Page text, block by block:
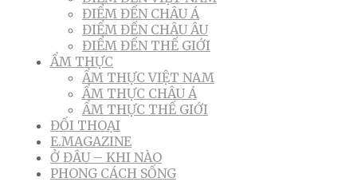
ĐIỂM ĐẾN CHÂU Á
ĐIỂM ĐẾN CHÂU ÂU
ĐIỂM ĐẾN THẾ GIỚI
ẨM THỰC
ẨM THỰC VIỆT NAM
ẨM THỰC CHÂU Á
ẨM THỰC THẾ GIỚI
ĐỐI THOẠI
E.MAGAZINE
Ở ĐÂU – KHI NÀO
PHONG CÁCH SỐNG